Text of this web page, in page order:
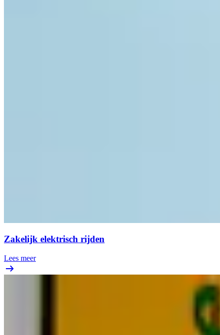
Zakelijk elektrisch rijden
Lees meer